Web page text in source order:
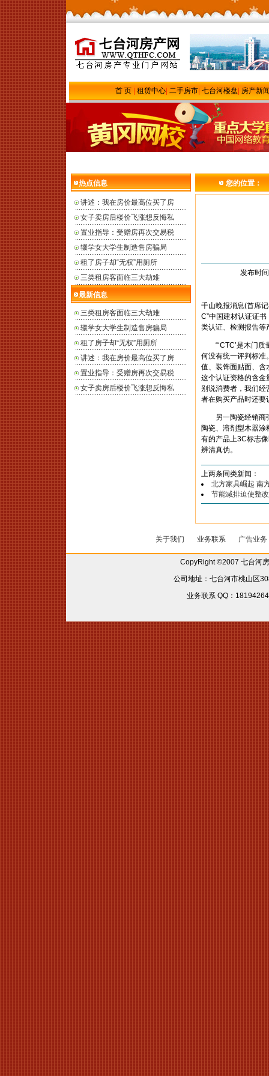
首 页| 租赁中心| 二手房市| 七台河楼盘 房产新
热点信息
讲述：我在房价最高位买了房
女子卖房后楼价飞涨想反悔私
置业指导：受赠房再次交易税
辍学女大学生制造售房骗局
租了房子却“无权”用厕所
三类租房客面临三大劫难
最新信息
三类租房客面临三大劫难
辍学女大学生制造售房骗局
租了房子却“无权”用厕所
讲述：我在房价最高位买了房
置业指导：受赠房再次交易税
女子卖房后楼价飞涨想反悔私
您的位置：
发布时
千山晚报消息(首席
C”中国建材认证证
类认证、检测报告等
“‘CTC’是木门质
何没有统一评判标准
值、装饰面贴面、含
这个认证资格的含
别说消费者，我们经
者在购买产品时还要
另一陶瓷经销商张
陶瓷、溶剂型木器
有的产品上3C标志
辨清真伪。
上两条同类新闻：
北方家具崛起 南
节能减排迫使整
关于我们 业务联系 广告业务
CopyRight ©2007 七台河
公司地址：七台河市桃山区
业务联系 QQ：